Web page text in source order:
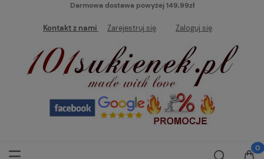
Darmowa dostawa powyżej 149,99zł
Kontakt z nami Zarejestruj się Zaloguj się